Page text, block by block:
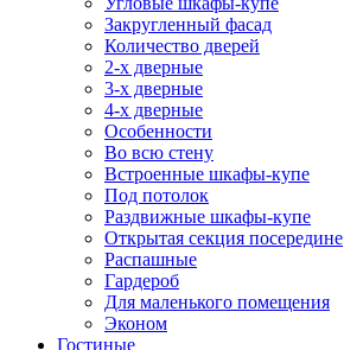
Закругленный фасад
Количество дверей
2-х дверные
3-х дверные
4-х дверные
Особенности
Во всю стену
Встроенные шкафы-купе
Под потолок
Раздвижные шкафы-купе
Открытая секция посередине
Распашные
Гардероб
Для маленького помещения
Эконом
Гостиные